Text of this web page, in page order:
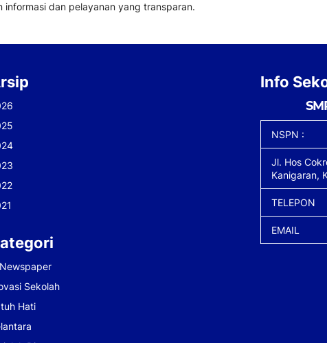
dan pelayanan yang transparan.
Sekolah
Hati
Info
NSPN :
Jl. Hos
Kanigaran,
TELEPON
EMAIL